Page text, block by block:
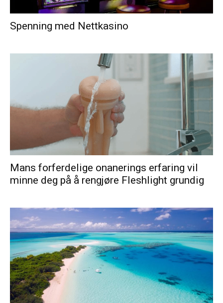
Spenning med Nettkasino
Mans forferdelige onanerings erfaring vil
minne deg på å rengjøre Fleshlight grundig